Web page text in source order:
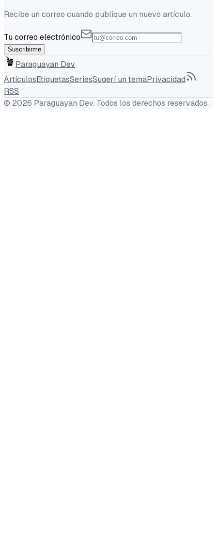
Recibe un correo cuando publique un nuevo artículo.
Tu correo electrónico
Suscribirme
Paraguayan Dev
ArtículosEtiquetasSeriesSugerí un temaPrivacidad
RSS
© 2026 Paraguayan Dev. Todos los derechos reservados.